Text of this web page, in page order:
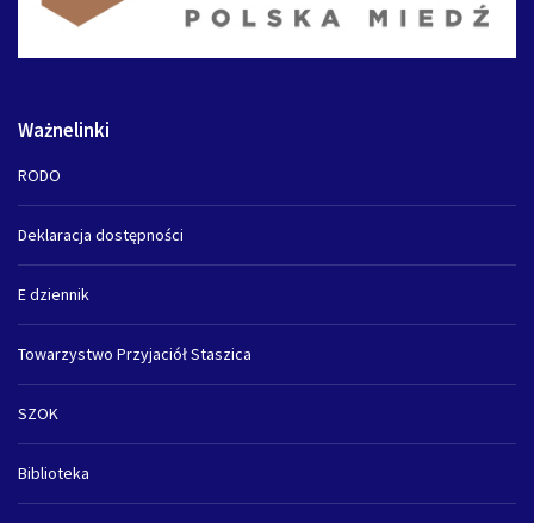
Ważnelinki
RODO
Deklaracja dostępności
E dziennik
Towarzystwo Przyjaciół Staszica
SZOK
Biblioteka